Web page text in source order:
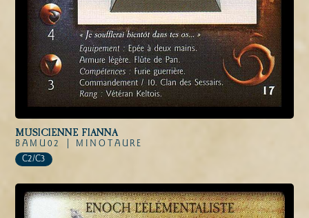
MUSICIENNE FIANNA
BAMU02 |
MINOTAURE
C2/C3